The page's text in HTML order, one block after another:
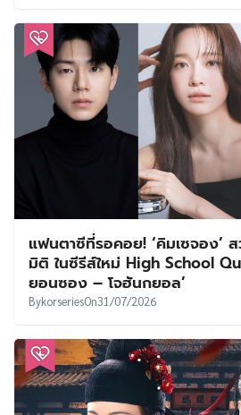
แฟนตาซีที่รอคอย! ‘คิมเซจอง’
มิติ ในซีรีส์ใหม่ High School
ยอนซอง – โจฮันกยอล’
BykorseriesOn31/07/2026